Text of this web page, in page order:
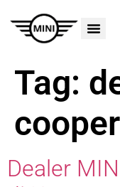
Tag:
Dealer